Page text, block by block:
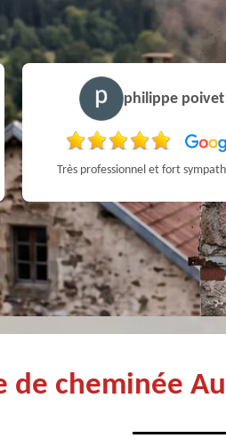
philippe poivet
Très professionnel et fort
de cheminée